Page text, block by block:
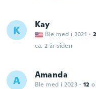
K Kay
Ble med i 2021 ·
ca. 2 år siden
A Amanda
Ble med i 2023 · 12